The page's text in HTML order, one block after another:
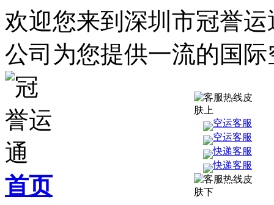
欢迎您来到深圳市冠誉
公司为您提供一流的国
首页
空运客服
空运客服
快递客服
快递客服